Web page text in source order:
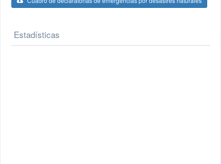
Estadísticas